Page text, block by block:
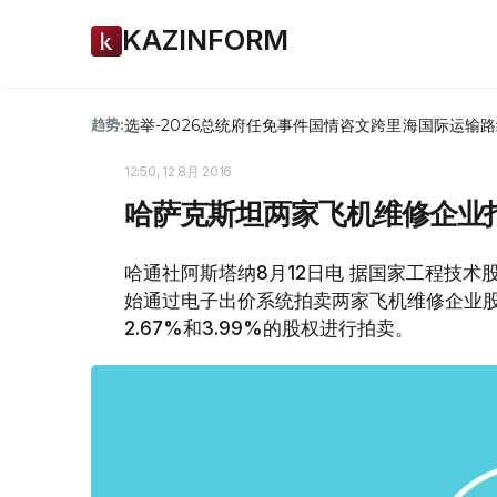
KAZINFORM
趋势:选举-2026总统府任免事件国情咨文跨里海国际运输
12:50, 12 8月 2016
哈萨克斯坦两家飞机维修企业
哈通社阿斯塔纳8月12日电 据国家工程技术
始通过电子出价系统拍卖两家飞机维修企
2.67%和3.99%的股权进行拍卖。